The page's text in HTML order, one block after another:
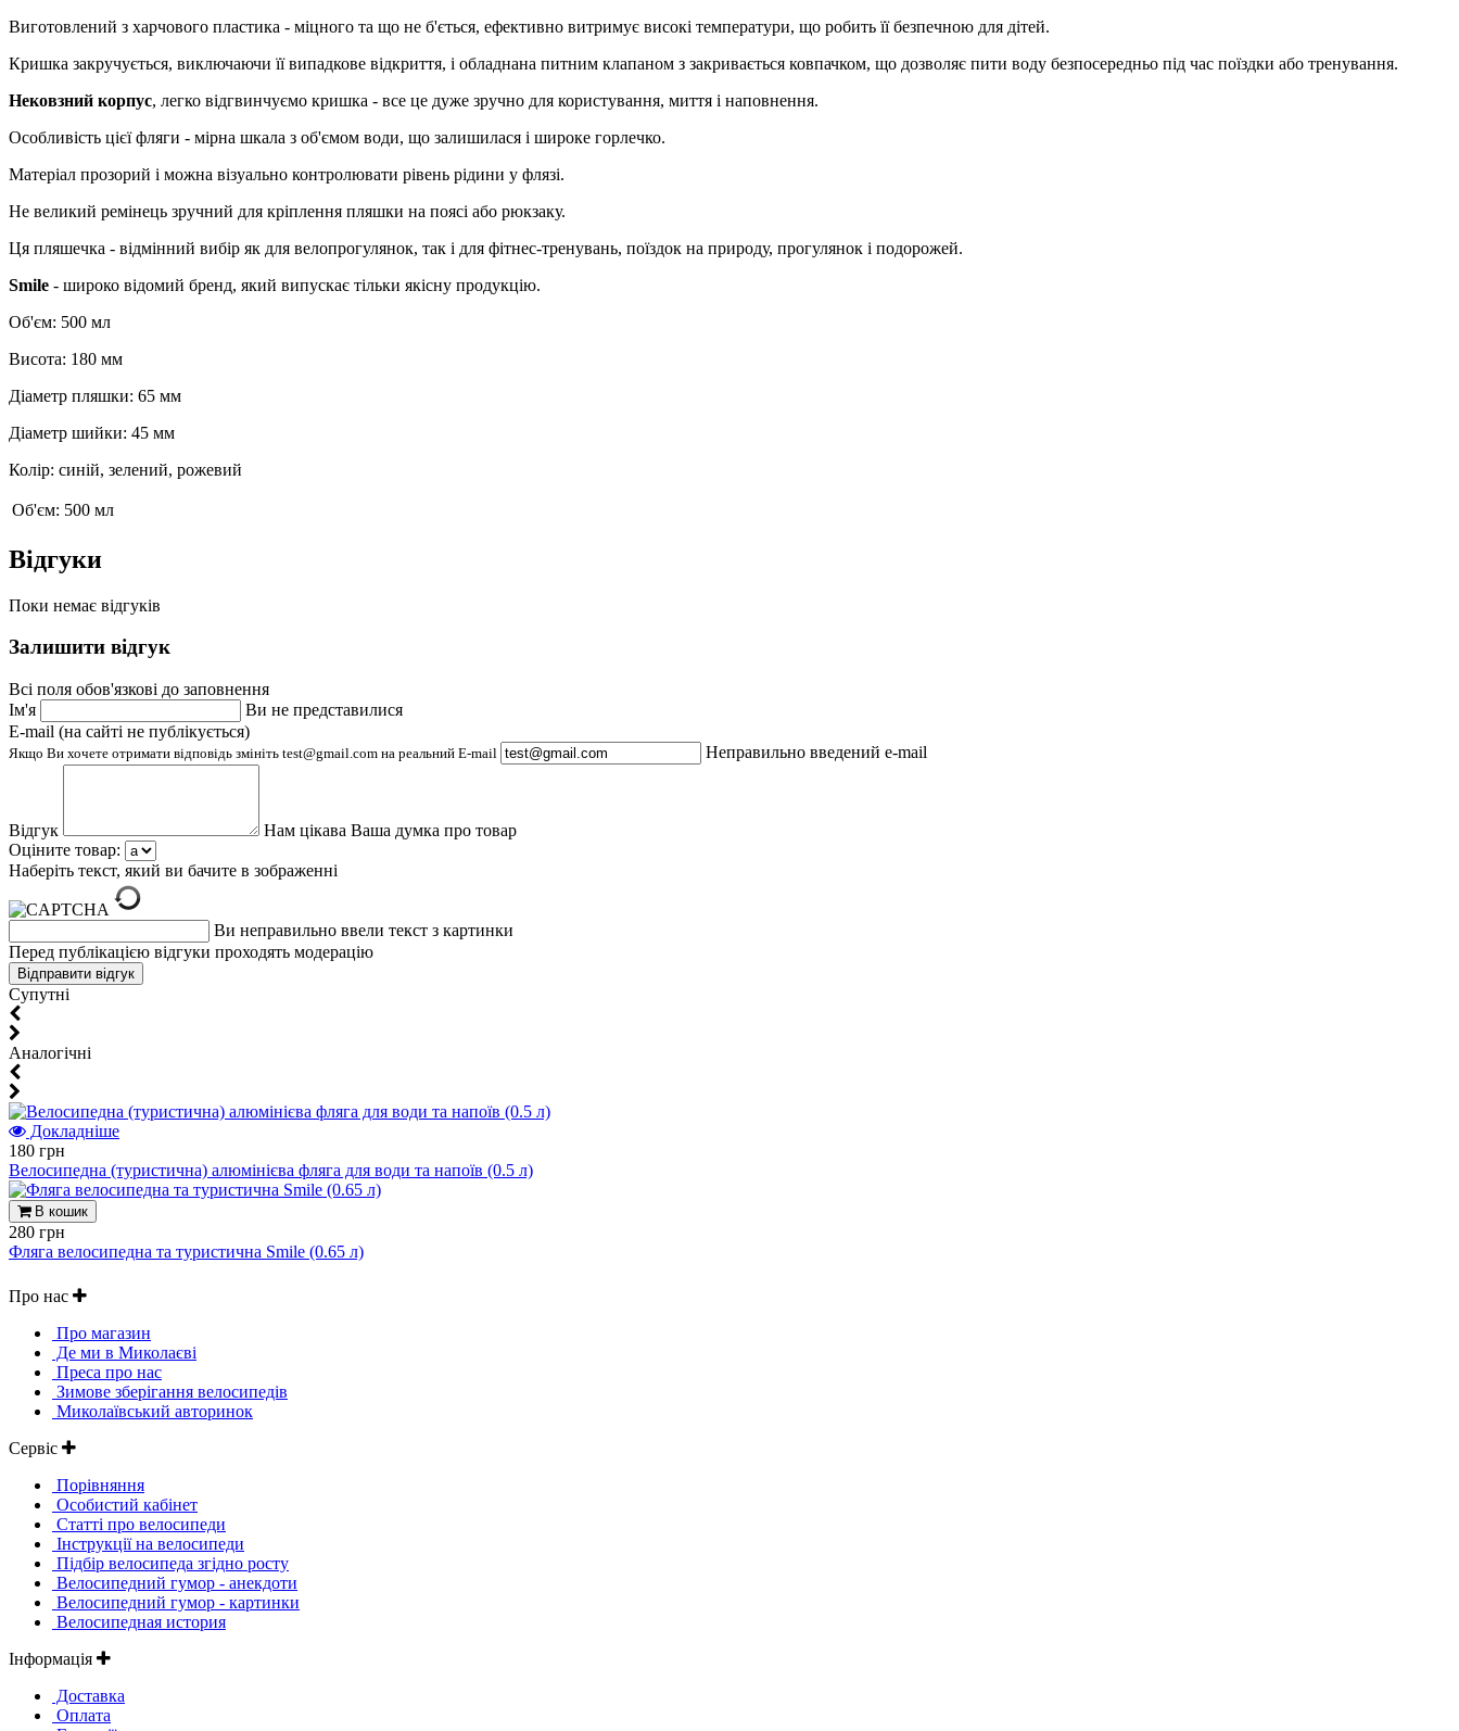
Виготовлений з харчового пластика - міцного та що не б'ється, ефективно витримує високі температури, що робить її безпечною для дітей.
Кришка закручується, виключаючи її випадкове відкриття, і обладнана питним клапаном з закривається ковпачком, що дозволяє пити воду безпосередньо під час поїздки або тренування.
Нековзний корпус, легко відгвинчуємо кришка - все це дуже зручно для користування, миття і наповнення.
Особливість цієї фляги - мірна шкала з об'ємом води, що залишилася і широке горлечко.
Матеріал прозорий і можна візуально контролювати рівень рідини у флязі.
Не великий ремінець зручний для кріплення пляшки на поясі або рюкзаку.
Ця пляшечка - відмінний вибір як для велопрогулянок, так і для фітнес-тренувань, поїздок на природу, прогулянок і подорожей.
Smile - широко відомий бренд, який випускає тільки якісну продукцію.
Об'єм: 500 мл
Висота: 180 мм
Діаметр пляшки: 65 мм
Діаметр шийки: 45 мм
Колір: синій, зелений, рожевий
Об'єм: 500 мл
Відгуки
Поки немає відгуків
Залишити відгук
Всі поля обов'язкові до заповнення
Ім'я
Ви не представилися
E-mail (на сайті не публікується)
Якщо Ви хочете отримати відповідь змініть test@gmail.com на реальний E-mail Неправильно введений e-mail
Відгук
Нам цікава Ваша думка про товар
Оціните товар:
Наберіть текст, який ви бачите в зображенні
Ви неправильно ввели текст з картинки
Перед публікацією відгуки проходять модерацію
Супутні
Aналогічні
Докладніше
180 грн
Велосипедна (туристична) алюмінієва фляга для води та напоїв (0.5 л)
В кошик
280 грн
Фляга велосипедна та туристична Smile (0.65 л)
Про нас
Про магазин
Де ми в Миколаєві
Преса про нас
Зимове зберігання велосипедів
Миколаївський авторинок
Сервіс
Порівняння
Особистий кабінет
Статті про велосипеди
Інструкції на велосипеди
Підбір велосипеда згідно росту
Велосипедний гумор - анекдоти
Велосипедний гумор - картинки
Велосипедная история
Інформація
Доставка
Оплата